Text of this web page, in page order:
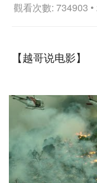
觀看次數: 734903
【越哥说电影】